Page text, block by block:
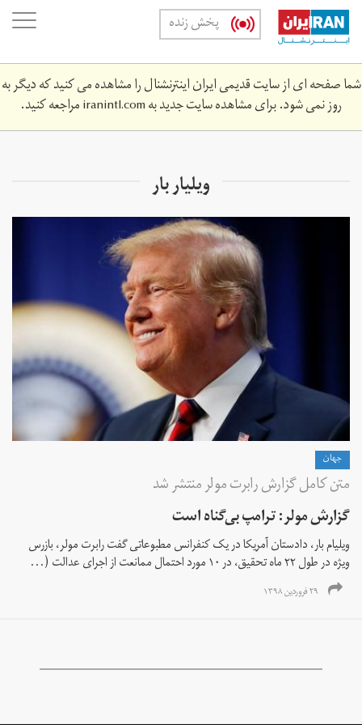
Skip
main
content
پخش زنده
شما صفحه ای از سایت قدیمی ایران اینترنشنال را مشاهده می کنید که دیگر به
روز نمی شود. برای مشاهده سایت جدید بهiranintl.comمراجعه کنید.
ویلیار بار
جهان
متن کامل گزارش رابرت مولر منتشر شد
گزارش مولر: ترامپ بی‌گناه است
ویلیام بار، دادستان آمریکا در یک کنفرانس مطبوعاتی گفت رابرت مولر، بازرس
ویژه در طول ۲۲ ماه تحقیق، در ۱۰ مورد احتمال ممانعت از اجرای عدالت (...
۲۹ فروردین ۱۳۹۸